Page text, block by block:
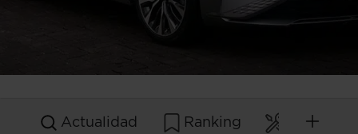
Actualidad Ranking